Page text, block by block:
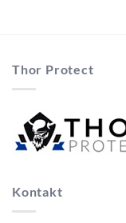
Thor Protect
Kontakt